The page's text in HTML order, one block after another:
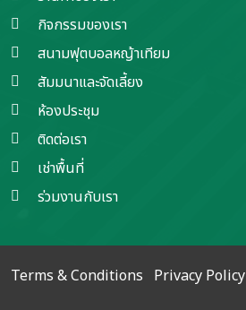
กิจกรรมของเรา
สนามฟุตบอลหญ้าเทียม
สัมมนาและจัดเลี้ยง
ห้องประชุม
ติดต่อเรา
เช่าพื้นที่
ร่วมงานกับเรา
Terms & Conditions Privacy Policy